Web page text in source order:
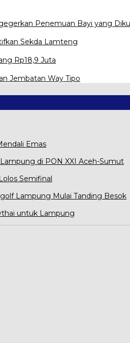
Penemuan Bayi yang
Sekda Lamteng
Rp18,9 Juta
Jembatan Way Tipo
Emas
di PON XXI Aceh-Sumut
Semifinal
Lampung Mulai Tanding Besok
untuk Lampung